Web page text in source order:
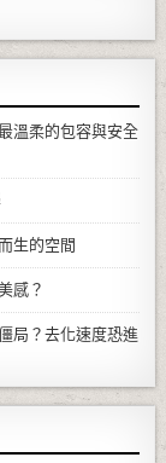
溫柔的包容與安全
生的空間
感？
局？去化速度恐進